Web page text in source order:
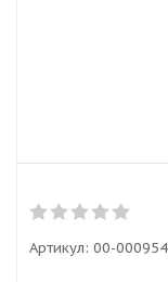
Артикул: 00-